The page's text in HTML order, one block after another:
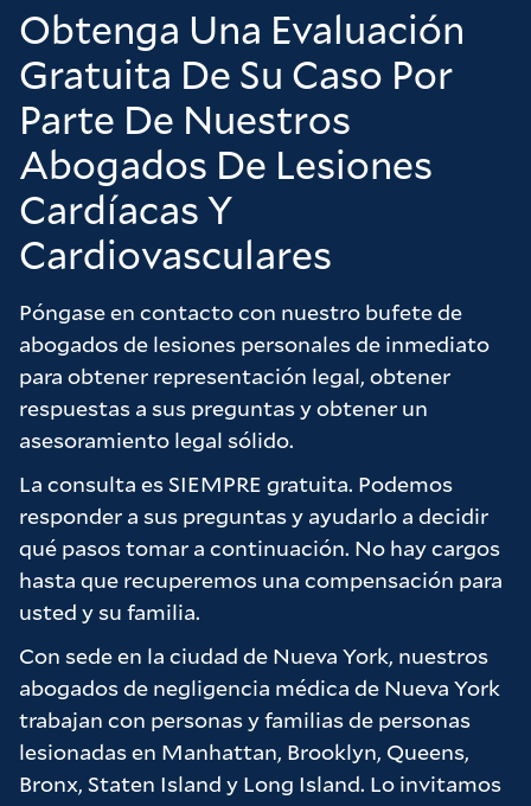
trataron con nosotros y confiamos en que los
consejos que nos dieron siempre fueron
equilibrados y redundaron en beneficio de
nuestros intereses. Quedamos muy
satisfechos con el resultado que la empresa
nos ha conseguido y creemos que solo lo
hemos conseguido gracias al arduo trabajo de
Chris y Brad. No dudaría en recomendar la
firma a cualquiera que esté considerando un
caso y quiera sentirse realmente valorado
como cliente.
Muchas gracias a la firma por todo su arduo
trabajo en nuestro nombre, realmente lo
apreciamos.
Obtenga Una Evaluación
Gratuita De Su Caso Por
Parte De Nuestros
Abogados De Lesiones
Cardíacas Y
Cardiovasculares
Póngase en contacto con nuestro bufete de
abogados de lesiones personales de inmediato
para obtener representación legal, obtener
respuestas a sus preguntas y obtener un
asesoramiento legal sólido.
La consulta es SIEMPRE gratuita. Podemos
responder a sus preguntas y ayudarlo a decidir
qué pasos tomar a continuación. No hay cargos
hasta que recuperemos una compensación para
usted y su familia.
Con sede en la ciudad de Nueva York, nuestros
abogados de negligencia médica de Nueva York
trabajan con personas y familias de personas
lesionadas en Manhattan, Brooklyn, Queens,
Bronx, Staten Island y Long Island. Lo invitamos